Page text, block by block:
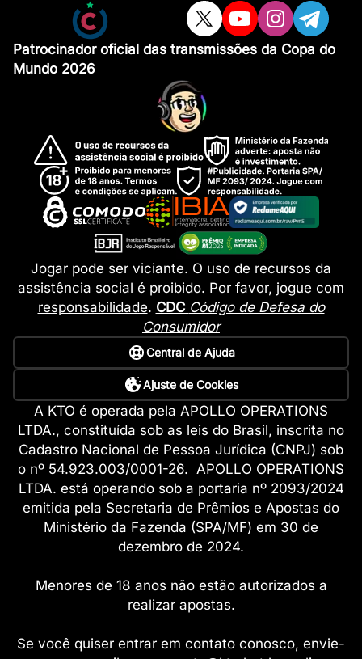
Patrocinador oficial das transmissões da Copa do
Mundo 2026
Jogar pode ser viciante. O uso de recursos da
assistência social é proibido. Por favor, jogue com
responsabilidade. CDC Código de Defesa do
Consumidor
Central de Ajuda
Ajuste de Cookies
A KTO é operada pela APOLLO OPERATIONS
LTDA., constituída sob as leis do Brasil, inscrita no
Cadastro Nacional de Pessoa Jurídica (CNPJ) sob
o nº 54.923.003/0001-26. APOLLO OPERATIONS
LTDA. está operando sob a portaria nº 2093/2024
emitida pela Secretaria de Prêmios e Apostas do
Ministério da Fazenda (SPA/MF) em 30 de
dezembro de 2024.
Menores de 18 anos não estão autorizados a
realizar apostas.
Se você quiser entrar em contato conosco, envie-